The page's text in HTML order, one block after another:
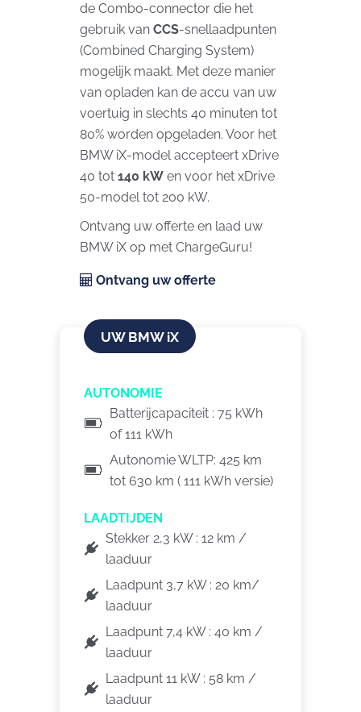
de Combo-connector die het
gebruik van CCS-snellaadpunten
(Combined Charging System)
mogelijk maakt. Met deze manier
van opladen kan de accu van uw
voertuig in slechts 40 minuten tot
80% worden opgeladen. Voor het
BMW iX-model accepteert xDrive
40 tot 140 kW en voor het xDrive
50-model tot 200 kW.
Ontvang uw offerte en laad uw
BMW iX op met ChargeGuru!
Ontvang uw offerte
UW BMW iX
AUTONOMIE
Batterijcapaciteit : 75 kWh
of 111 kWh
Autonomie WLTP: 425 km
tot 630 km ( 111 kWh versie)
LAADTIJDEN
Stekker 2,3 kW : 12 km /
laaduur
Laadpunt 3,7 kW : 20 km/
laaduur
Laadpunt 7,4 kW : 40 km /
laaduur
Laadpunt 11 kW : 58 km /
laaduur